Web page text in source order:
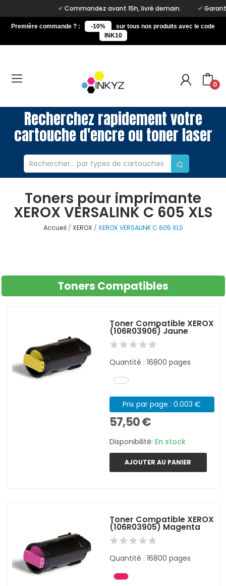
Commandez avant 15h, livré demain.
Première commande ? : -10%
sur tous nos produits avec le code
INK10
0
Recherchez rapidement votre
cartouche d'encre ou toner laser
Toners pour imprimante
XEROX VERSALINK C 605 XLS
Accueil XEROX XEROX VERSALINK C 605 XLS
Toners Compatibles
Toner Compatible XEROX
(106R03906) Jaune
Quantité : 16800 pages
Prix par page : 0.003 €
57,50 €
Disponibilité: En stock
AJOUTER AU PANIER
Toner Compatible XEROX
(106R03905) Magenta
Quantité : 16800 pages